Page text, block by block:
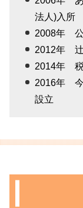
法人)入所
2008年
2012年 辻
2014年
2016年 今
設立